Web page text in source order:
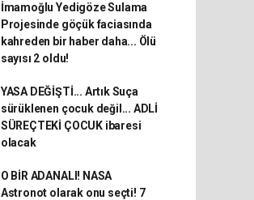
İmamoğlu Yedigöze Sulama
Projesinde göçük faciasında
kahreden bir haber daha... Ölü
sayısı 2 oldu!
YASA DEĞİŞTİ... Artık Suça
sürüklenen çocuk değil... ADLİ
SÜREÇTEKİ ÇOCUK ibaresi
olacak
O BİR ADANALI! NASA
Astronot olarak onu seçti! 7